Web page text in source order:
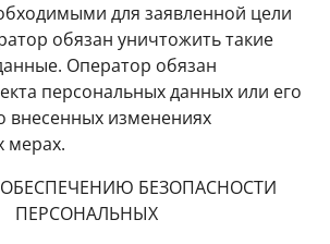
для заявленной цели
обязан уничтожить такие
Оператор обязан
персональных данных или его
внесенных изменениях
мерах.
БЕЗОПАСНОСТИ
ПЕРСОНАЛЬНЫХ